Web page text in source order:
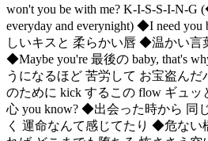
won't you be with me? K-I-S-S-I-N-G
everyday and everynight) ◆I need you
しいキスと 柔らかい唇 ◆温かい言
◆Maybe you're 最後の baby, that's
うになるほど 苦労して お宝盗ん
のために kick するこの flow ギュッ
心 you know? ◆出会った時から 同
く 運命なんて感じてたり ◆危ない